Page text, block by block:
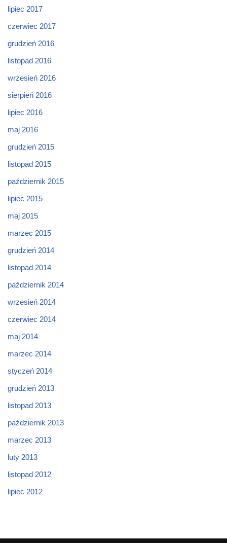
lipiec 2017
czerwiec 2017
grudzień 2016
listopad 2016
wrzesień 2016
sierpień 2016
lipiec 2016
maj 2016
grudzień 2015
listopad 2015
październik 2015
lipiec 2015
maj 2015
marzec 2015
grudzień 2014
listopad 2014
październik 2014
wrzesień 2014
czerwiec 2014
maj 2014
marzec 2014
styczeń 2014
grudzień 2013
listopad 2013
październik 2013
marzec 2013
luty 2013
listopad 2012
lipiec 2012